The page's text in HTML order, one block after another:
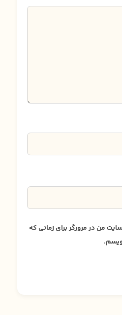
من در مرورگر برای زمانی که